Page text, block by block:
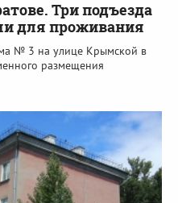
Три подъезда
для проживания
№ 3 на улице Крымской в
размещения